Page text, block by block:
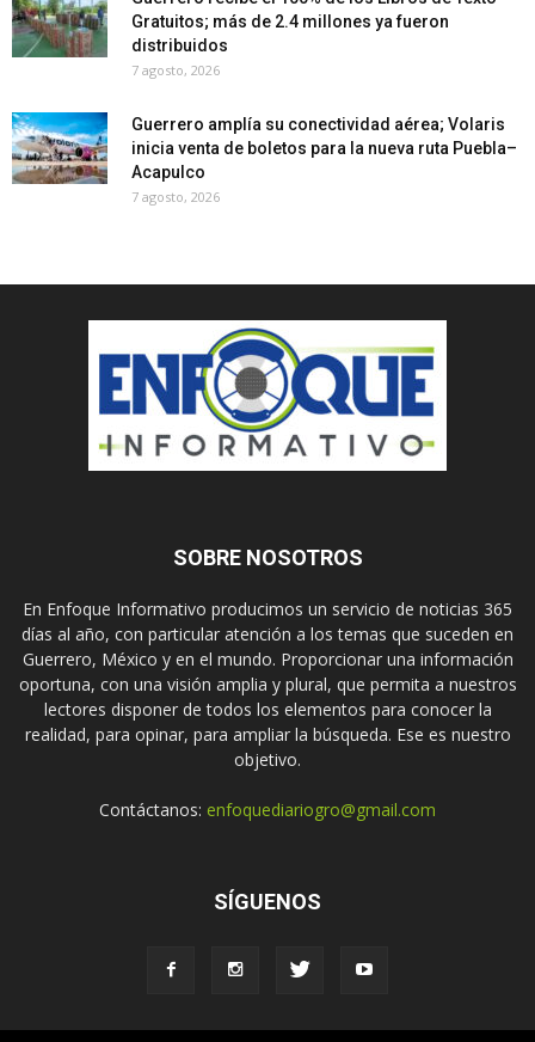
Gratuitos; más de 2.4 millones ya fueron
distribuidos
7 agosto, 2026
Guerrero amplía su conectividad aérea; Volaris
inicia venta de boletos para la nueva ruta Puebla–
Acapulco
7 agosto, 2026
SOBRE NOSOTROS
En Enfoque Informativo producimos un servicio de noticias 365
días al año, con particular atención a los temas que suceden en
Guerrero, México y en el mundo. Proporcionar una información
oportuna, con una visión amplia y plural, que permita a nuestros
lectores disponer de todos los elementos para conocer la
realidad, para opinar, para ampliar la búsqueda. Ese es nuestro
objetivo.
Contáctanos: enfoquediariogro@gmail.com
SÍGUENOS